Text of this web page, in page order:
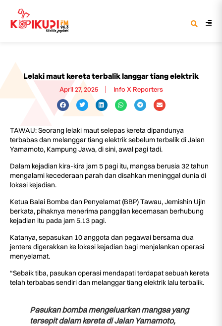
Lelaki maut kereta terbalik langgar tiang elektrik
April 27, 2025 Info X Reporters
TAWAU: Seorang lelaki maut selepas kereta dipandunya
terbabas dan melanggar tiang elektrik sebelum terbalik di Jalan
Yamamoto, Kampung Jawa, di sini, awal pagi tadi.
Dalam kejadian kira-kira jam 5 pagi itu, mangsa berusia 32 tahun
mengalami kecederaan parah dan disahkan meninggal dunia di
lokasi kejadian.
Ketua Balai Bomba dan Penyelamat (BBP) Tawau, Jemishin Ujin
berkata, pihaknya menerima panggilan kecemasan berhubung
kejadian itu pada jam 5.13 pagi.
Katanya, sepasukan 10 anggota dan pegawai bersama dua
jentera digerakkan ke lokasi kejadian bagi menjalankan operasi
menyelamat.
“Sebaik tiba, pasukan operasi mendapati terdapat sebuah kereta
telah terbabas sendiri dan melanggar tiang elektrik lalu terbalik.
Pasukan bomba mengeluarkan mangsa yang
tersepit dalam kereta di Jalan Yamamoto,